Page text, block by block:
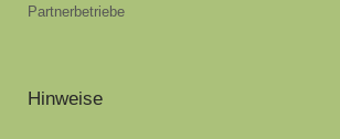
Partnerbetriebe
Hinweise